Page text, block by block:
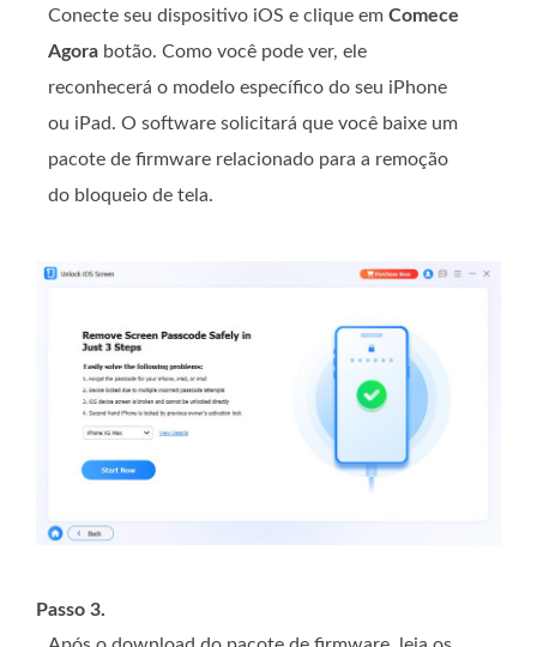
Conecte seu dispositivo iOS e clique em Comece
Agora botão. Como você pode ver, ele
reconhecerá o modelo específico do seu iPhone
ou iPad. O software solicitará que você baixe um
pacote de firmware relacionado para a remoção
do bloqueio de tela.
Passo 3.